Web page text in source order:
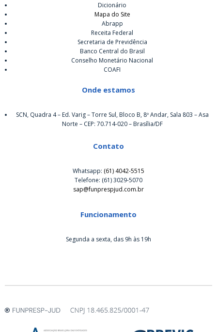
Dicionário
Mapa do Site
Abrapp
Receita Federal
Secretaria de Previdência
Banco Central do Brasil
Conselho Monetário Nacional
COAFI
Onde estamos
SCN, Quadra 4 – Ed. Varig – Torre Sul, Bloco B, 8º Andar, Sala 803 – Asa
Norte – CEP: 70.714-020 – Brasília/DF
Contato
Whatsapp: (61) 4042-5515
Telefone: (61) 3029-5070
sap@funprespjud.com.br
Funcionamento
Segunda a sexta, das 9h às 19h